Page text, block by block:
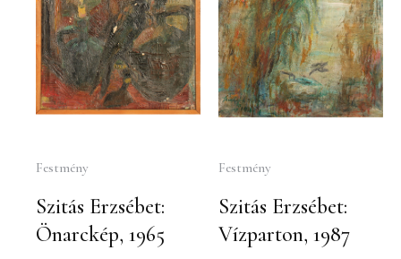
Festmény
Szitás Erzsébet:
Önarckép, 1965
Festmény
Szitás Erzsébet:
Vízparton, 1987